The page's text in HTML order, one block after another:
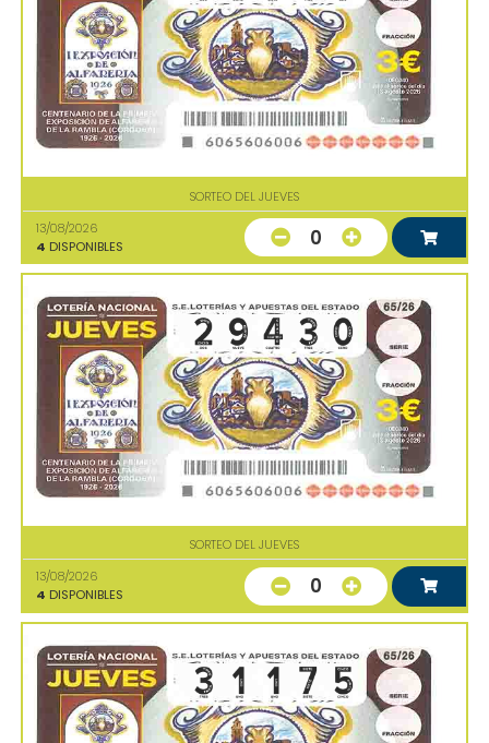
SORTEO DEL JUEVES
13/08/2026
4 DISPONIBLES 0
SORTEO DEL JUEVES
13/08/2026
4 DISPONIBLES 0